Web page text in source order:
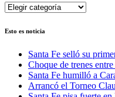
Categorías
Esto es noticia
Santa Fe selló su
Choque de trenes
Santa Fe humilló a
Arrancó el Torneo